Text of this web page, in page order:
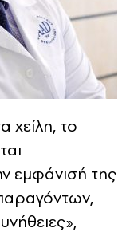
χείλη, το
εμφάνισή της